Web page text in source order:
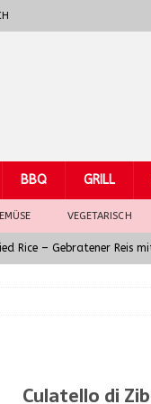
BBQ GRILL
VEGETARISCH
Rice – Gebratener Reis
alla chitarra al
Culatello di